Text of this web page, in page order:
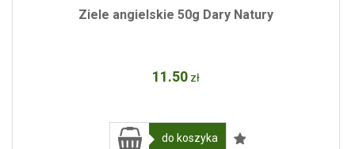
Ziele angielskie 50g Dary Natury
11.50 zł
do koszyka